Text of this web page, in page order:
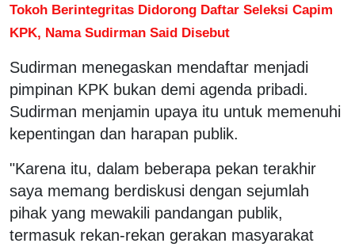
Tokoh Berintegritas Didorong Daftar Seleksi Capim
KPK, Nama Sudirman Said Disebut
Sudirman menegaskan mendaftar menjadi
pimpinan KPK bukan demi agenda pribadi.
Sudirman menjamin upaya itu untuk memenuhi
kepentingan dan harapan publik.
"Karena itu, dalam beberapa pekan terakhir
saya memang berdiskusi dengan sejumlah
pihak yang mewakili pandangan publik,
termasuk rekan-rekan gerakan masyarakat